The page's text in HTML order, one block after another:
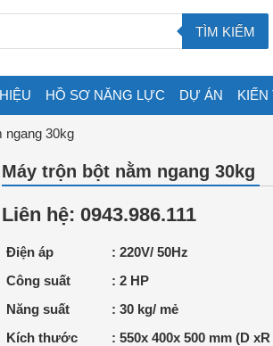
TÌM KIẾM
HỒ SƠ NĂNG LỰC DỰ ÁN KIẾN
ngang 30kg
Máy trộn bột nằm ngang 30kg
Liên hệ: 0943.986.111
Điện áp
: 220V/ 50Hz
Công suất
: 2 HP
Năng suất
: 30 kg/ mẻ
Kích thước
: 550x 400x 500 mm (D